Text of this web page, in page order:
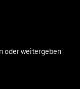
oder weitergeben